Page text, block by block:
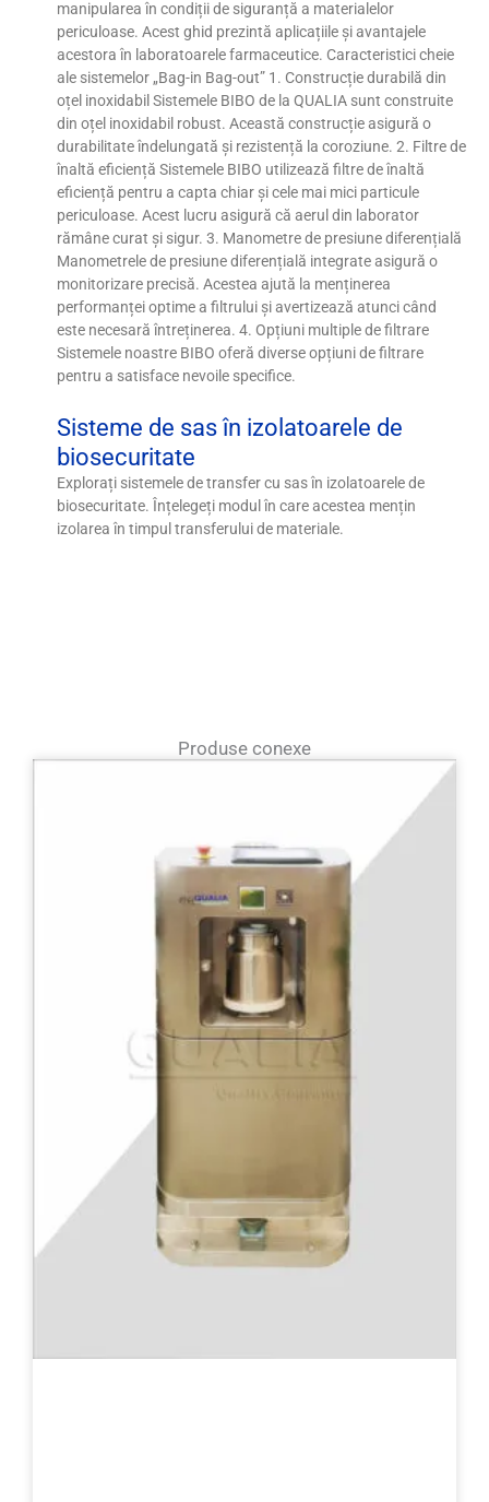
manipularea în condiții de siguranță a materialelor
periculoase. Acest ghid prezintă aplicațiile și avantajele
acestora în laboratoarele farmaceutice. Caracteristici cheie
ale sistemelor „Bag-in Bag-out” 1. Construcție durabilă din
oțel inoxidabil Sistemele BIBO de la QUALIA sunt construite
din oțel inoxidabil robust. Această construcție asigură o
durabilitate îndelungată și rezistență la coroziune. 2. Filtre de
înaltă eficiență Sistemele BIBO utilizează filtre de înaltă
eficiență pentru a capta chiar și cele mai mici particule
periculoase. Acest lucru asigură că aerul din laborator
rămâne curat și sigur. 3. Manometre de presiune diferențială
Manometrele de presiune diferențială integrate asigură o
monitorizare precisă. Acestea ajută la menținerea
performanței optime a filtrului și avertizează atunci când
este necesară întreținerea. 4. Opțiuni multiple de filtrare
Sistemele noastre BIBO oferă diverse opțiuni de filtrare
pentru a satisface nevoile specifice.
Sisteme de sas în izolatoarele de
biosecuritate
Explorați sistemele de transfer cu sas în izolatoarele de
biosecuritate. Înțelegeți modul în care acestea mențin
izolarea în timpul transferului de materiale.
Produse conexe